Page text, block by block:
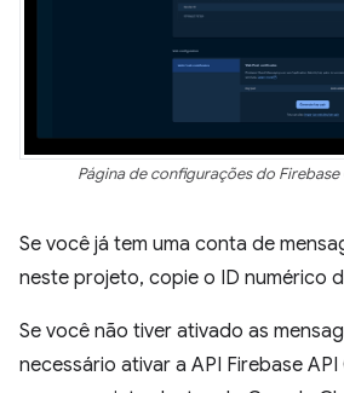
Página de configurações do
Se você já tem uma conta de
neste projeto, copie o ID numérico
Se você não tiver ativado as
necessário ativar a API Firebase